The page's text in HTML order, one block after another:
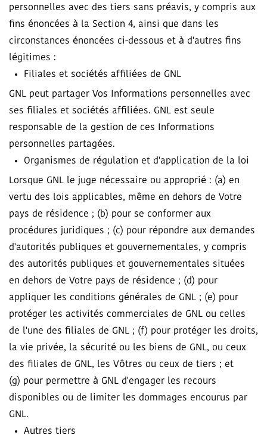
personnelles avec des tiers sans préavis, y compris aux
fins énoncées à la Section 4, ainsi que dans les
circonstances énoncées ci-dessous et à d'autres fins
légitimes :
Filiales et sociétés affiliées de GNL
GNL peut partager Vos Informations personnelles avec
ses filiales et sociétés affiliées. GNL est seule
responsable de la gestion de ces Informations
personnelles partagées.
Organismes de régulation et d'application de la loi
Lorsque GNL le juge nécessaire ou approprié : (a) en
vertu des lois applicables, même en dehors de Votre
pays de résidence ; (b) pour se conformer aux
procédures juridiques ; (c) pour répondre aux demandes
d'autorités publiques et gouvernementales, y compris
des autorités publiques et gouvernementales situées
en dehors de Votre pays de résidence ; (d) pour
appliquer les conditions générales de GNL ; (e) pour
protéger les activités commerciales de GNL ou celles
de l'une des filiales de GNL ; (f) pour protéger les droits,
la vie privée, la sécurité ou les biens de GNL, ou ceux
des filiales de GNL, les Vôtres ou ceux de tiers ; et
(g) pour permettre à GNL d'engager les recours
disponibles ou de limiter les dommages encourus par
GNL.
Autres tiers